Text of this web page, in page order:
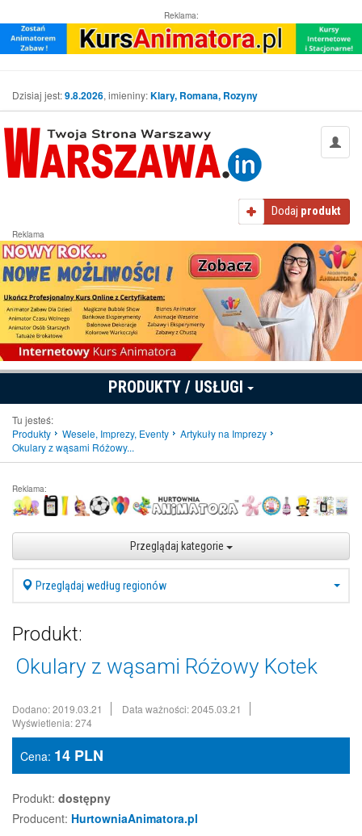
Reklama:
Dzisiaj jest:9.8.2026, imieniny:Klary, Romana, Rozyny
Dodaj produkt
Reklama
PRODUKTY / USŁUGI
Tu jesteś:
Produkty
Wesele, Imprezy, Eventy
Artykuły na Imprezy
Okulary z wąsami Różowy...
Reklama:
Przeglądaj kategorie
Przeglądaj według regionów
Produkt:
Okulary z wąsami Różowy Kotek
Dodano: 2019.03.21
Data ważności: 2045.03.21
Wyświetlenia: 274
Cena: 14 PLN
Produkt: dostępny
Producent: HurtowniaAnimatora.pl